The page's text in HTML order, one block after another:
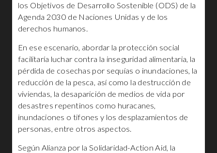
los Objetivos de Desarrollo Sostenible (ODS) de la
Agenda 2030 de Naciones Unidas y de los
derechos humanos.
En ese escenario, abordar la protección social
facilitaría luchar contra la inseguridad alimentaria, la
pérdida de cosechas por sequías o inundaciones, la
reducción de la pesca, así como la destrucción de
viviendas, la desaparición de medios de vida por
desastres repentinos como huracanes,
inundaciones o tifones y los desplazamientos de
personas, entre otros aspectos.
Según Alianza por la Solidaridad-Action Aid, la